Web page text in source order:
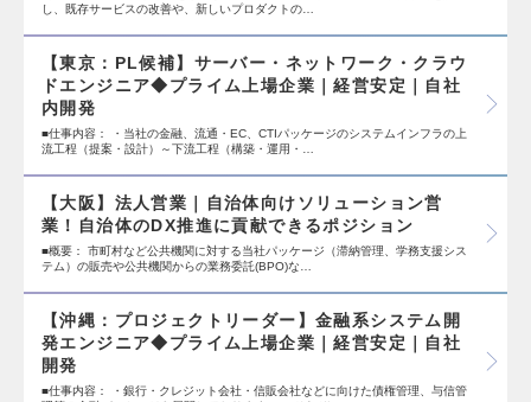
し、既存サービスの改善や、新しいプロダクトの…
【東京：PL候補】サーバー・ネットワーク・クラウ
ドエンジニア◆プライム上場企業｜経営安定｜自社
内開発
■仕事内容： ・当社の金融、流通・EC、CTIパッケージのシステムインフラの上
流工程（提案・設計）～下流工程（構築・運用・…
【大阪】法人営業｜自治体向けソリューション営
業！自治体のDX推進に貢献できるポジション
■概要： 市町村など公共機関に対する当社パッケージ（滞納管理、学務支援シス
テム）の販売や公共機関からの業務委託(BPO)な…
【沖縄：プロジェクトリーダー】金融系システム開
発エンジニア◆プライム上場企業｜経営安定｜自社
開発
■仕事内容： ・銀行・クレジット会社・信販会社などに向けた債権管理、与信管